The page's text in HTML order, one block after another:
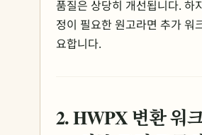
품질은 상당히 개선됩니다. 하
정이 필요한 원고라면 추가 워
요합니다.
2. HWPX 변환 워